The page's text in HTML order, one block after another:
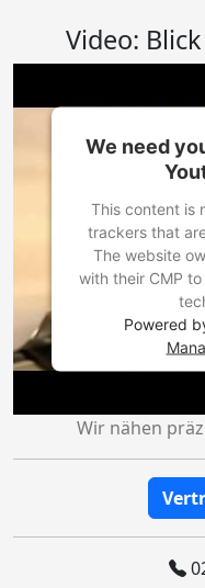
Video:
We need
This content is
trackers that
The website
with their CMP
Powered
Wir nähen